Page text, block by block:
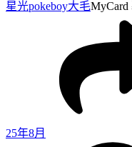
星光pokeboy大毛
25年8月